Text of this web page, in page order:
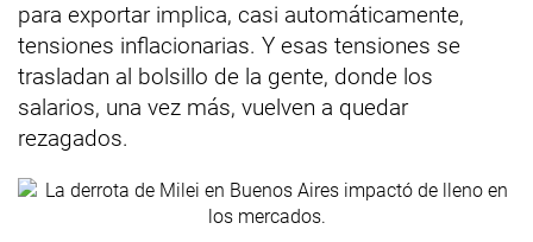
para exportar implica, casi automáticamente,
tensiones inflacionarias. Y esas tensiones se
trasladan al bolsillo de la gente, donde los
salarios, una vez más, vuelven a quedar
rezagados.